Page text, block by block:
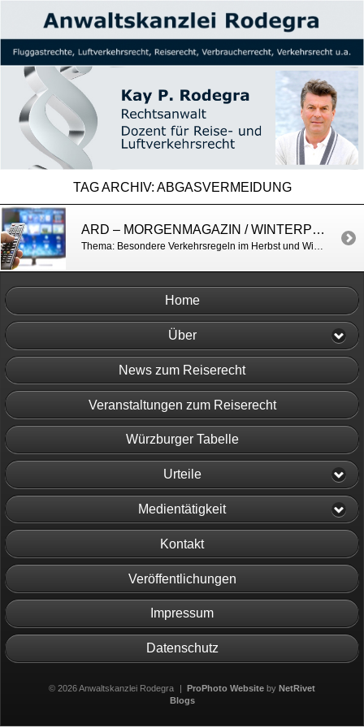
TAG ARCHIV: ABGASVERMEIDUNG
ARD – MORGENMAGAZIN / WINTERPFLICHTEN VON AUTOFAHRERN
Thema: Besondere Verkehrsregeln im Herbst und Winter https://www.daserste.de/information/politik-weltgeschehen/morgenmagazin/videos/Service_Strassenverkehr_im_Herbst_und_Winter-100.html
Home
Über
News zum Reiserecht
Veranstaltungen zum Reiserecht
Würzburger Tabelle
Urteile
Medientätigkeit
Kontakt
Veröffentlichungen
Impressum
Datenschutz
© 2026 Anwaltskanzlei Rodegra | ProPhoto Website byNetRivet
Blogs